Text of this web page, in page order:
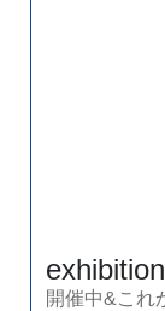
exhibition
開催中&これ